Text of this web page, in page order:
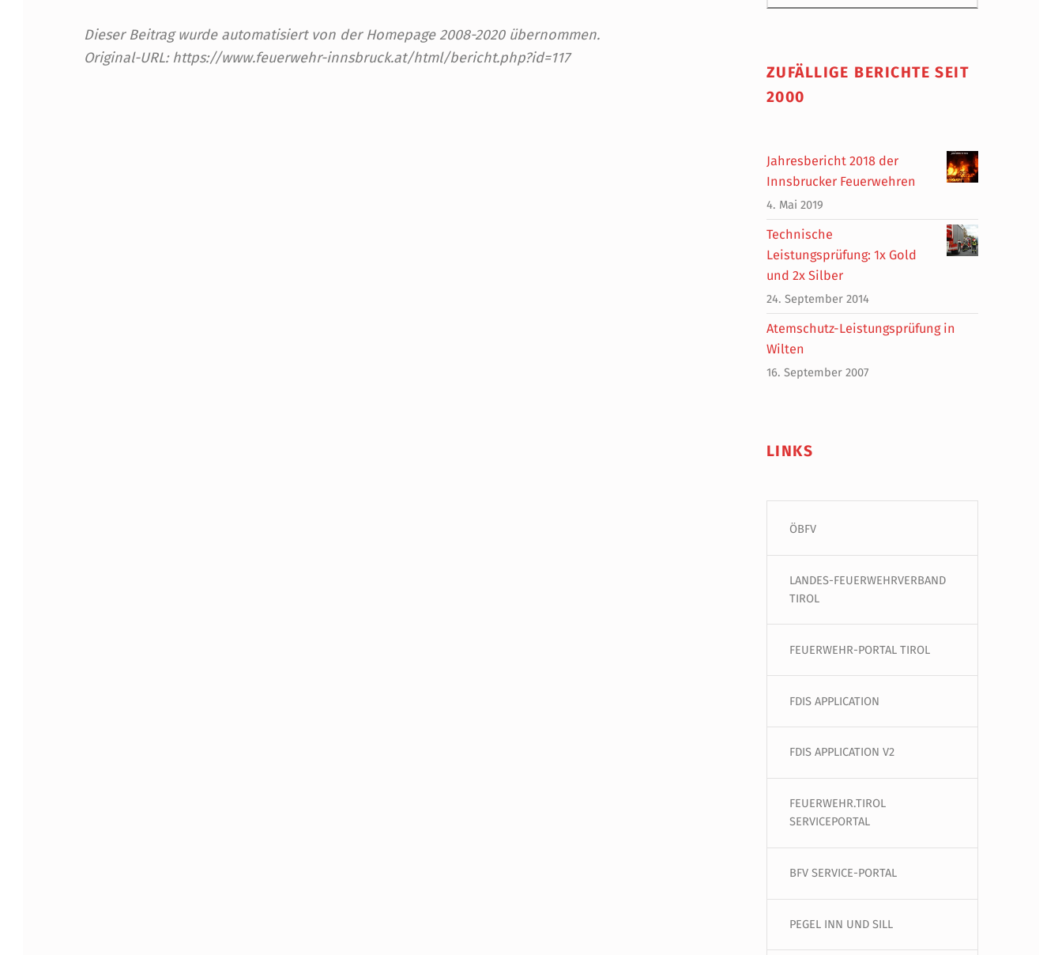
Dieser Beitrag wurde automatisiert von der Homepage 2008-2020 übernommen.
Original-URL: https://www.feuerwehr-innsbruck.at/html/bericht.php?id=117
ZUFÄLLIGE BERICHTE SEIT
2000
Jahresbericht 2018 der
Innsbrucker Feuerwehren
4. Mai 2019
Technische
Leistungsprüfung: 1x Gold
und 2x Silber
24. September 2014
Atemschutz-Leistungsprüfung in
Wilten
16. September 2007
LINKS
ÖBFV
LANDES-FEUERWEHRVERBAND
TIROL
FEUERWEHR-PORTAL TIROL
FDIS APPLICATION
FDIS APPLICATION V2
FEUERWEHR.TIROL
SERVICEPORTAL
BFV SERVICE-PORTAL
PEGEL INN UND SILL